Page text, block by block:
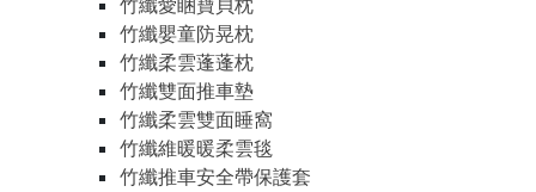
竹纖愛睏寶貝枕
竹纖嬰童防晃枕
竹纖柔雲蓬蓬枕
竹纖雙面推車墊
竹纖柔雲雙面睡窩
竹纖維暖暖柔雲毯
竹纖推車安全帶保護套